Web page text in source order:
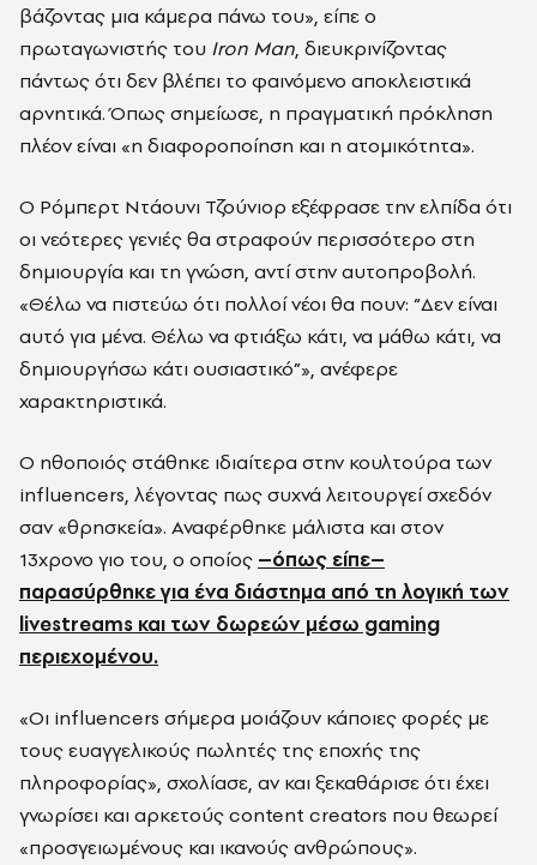
βάζοντας μια κάμερα πάνω του», είπε ο
πρωταγωνιστής του Iron Man, διευκρινίζοντας
πάντως ότι δεν βλέπει το φαινόμενο αποκλειστικά
αρνητικά. Όπως σημείωσε, η πραγματική πρόκληση
πλέον είναι «η διαφοροποίηση και η ατομικότητα».
Ο Ρόμπερτ Ντάουνι Τζούνιορ εξέφρασε την ελπίδα ότι
οι νεότερες γενιές θα στραφούν περισσότερο στη
δημιουργία και τη γνώση, αντί στην αυτοπροβολή.
«Θέλω να πιστεύω ότι πολλοί νέοι θα πουν: “Δεν είναι
αυτό για μένα. Θέλω να φτιάξω κάτι, να μάθω κάτι, να
δημιουργήσω κάτι ουσιαστικό”», ανέφερε
χαρακτηριστικά.
Ο ηθοποιός στάθηκε ιδιαίτερα στην κουλτούρα των
influencers, λέγοντας πως συχνά λειτουργεί σχεδόν
σαν «θρησκεία». Αναφέρθηκε μάλιστα και στον
13χρονο γιο του, ο οποίος –όπως είπε–
παρασύρθηκε για ένα διάστημα από τη λογική των
livestreams και των δωρεών μέσω gaming
περιεχομένου.
«Οι influencers σήμερα μοιάζουν κάποιες φορές με
τους ευαγγελικούς πωλητές της εποχής της
πληροφορίας», σχολίασε, αν και ξεκαθάρισε ότι έχει
γνωρίσει και αρκετούς content creators που θεωρεί
«προσγειωμένους και ικανούς ανθρώπους».